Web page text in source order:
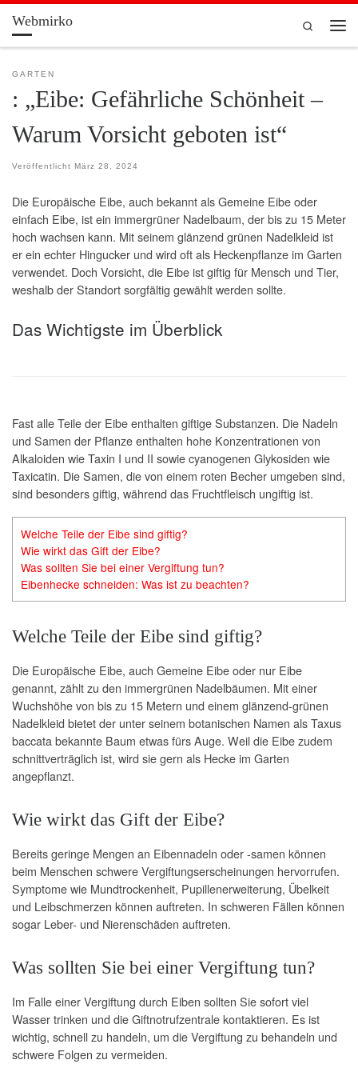
Zum Inhalt springen
Webmirko
Search
GARTEN
: „Eibe: Gefährliche Schönheit –
Warum Vorsicht geboten ist“
Veröffentlicht März 28, 2024
Die Europäische Eibe, auch bekannt als Gemeine Eibe oder
einfach Eibe, ist ein immergrüner Nadelbaum, der bis zu 15 Meter
hoch wachsen kann. Mit seinem glänzend grünen Nadelkleid ist
er ein echter Hingucker und wird oft als Heckenpflanze im Garten
verwendet. Doch Vorsicht, die Eibe ist giftig für Mensch und Tier,
weshalb der Standort sorgfältig gewählt werden sollte.
Das Wichtigste im Überblick
Fast alle Teile der Eibe enthalten giftige Substanzen. Die Nadeln
und Samen der Pflanze enthalten hohe Konzentrationen von
Alkaloiden wie Taxin I und II sowie cyanogenen Glykosiden wie
Taxicatin. Die Samen, die von einem roten Becher umgeben sind,
sind besonders giftig, während das Fruchtfleisch ungiftig ist.
Welche Teile der Eibe sind giftig?
Wie wirkt das Gift der Eibe?
Was sollten Sie bei einer Vergiftung tun?
Eibenhecke schneiden: Was ist zu beachten?
Welche Teile der Eibe sind giftig?
Die Europäische Eibe, auch Gemeine Eibe oder nur Eibe
genannt, zählt zu den immergrünen Nadelbäumen. Mit einer
Wuchshöhe von bis zu 15 Metern und einem glänzend-grünen
Nadelkleid bietet der unter seinem botanischen Namen als Taxus
baccata bekannte Baum etwas fürs Auge. Weil die Eibe zudem
schnittverträglich ist, wird sie gern als Hecke im Garten
angepflanzt.
Wie wirkt das Gift der Eibe?
Bereits geringe Mengen an Eibennadeln oder -samen können
beim Menschen schwere Vergiftungserscheinungen hervorrufen.
Symptome wie Mundtrockenheit, Pupillenerweiterung, Übelkeit
und Leibschmerzen können auftreten. In schweren Fällen können
sogar Leber- und Nierenschäden auftreten.
Was sollten Sie bei einer Vergiftung tun?
Im Falle einer Vergiftung durch Eiben sollten Sie sofort viel
Wasser trinken und die Giftnotrufzentrale kontaktieren. Es ist
wichtig, schnell zu handeln, um die Vergiftung zu behandeln und
schwere Folgen zu vermeiden.